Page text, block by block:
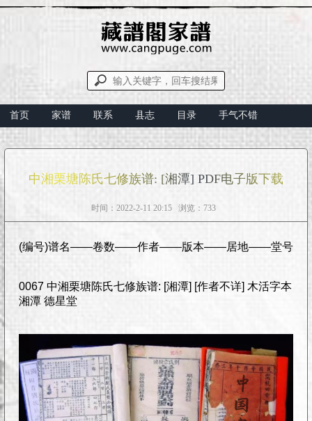
首页 家谱 联系 县志 目录 手气不错
中湘栗塘陈氏七修族谱: [湘潭] PDF电子版下载
时间：2022-2-11 20:15 浏览：733
(编号)谱名——卷数——作者——版本——居地——堂号
0067 中湘栗塘陈氏七修族谱: [湘潭] [作者不详] 木活字本
湘潭 德星堂